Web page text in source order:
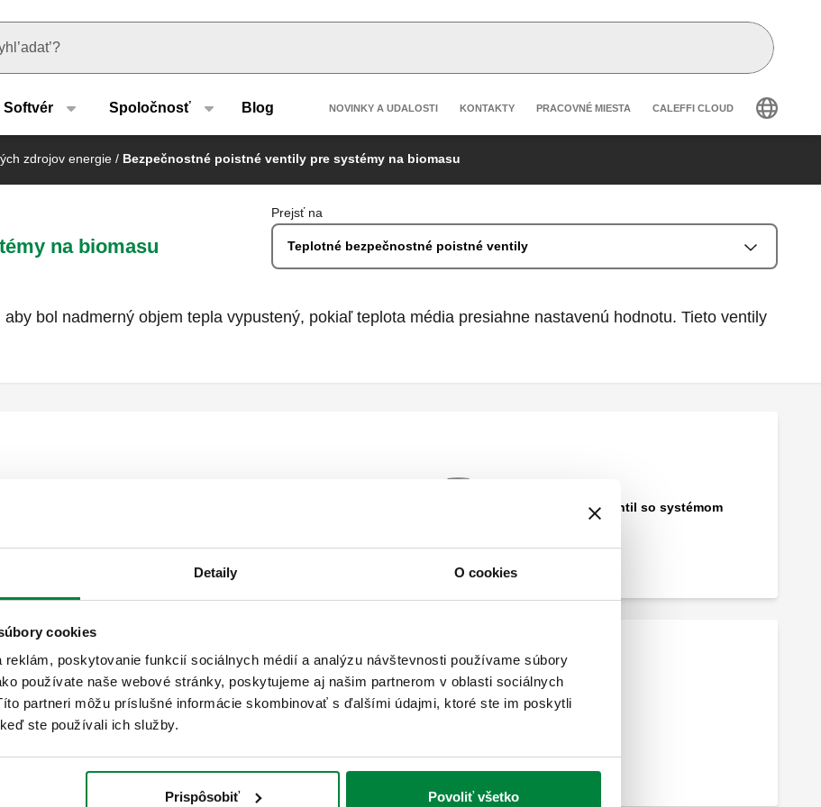
Detaily O cookies
cookies
reklám, poskytovanie funkcií sociálnych médií a analýzu návštevnosti používame súbory
používate naše webové stránky, poskytujeme aj našim partnerom v oblasti sociálnych
partneri môžu príslušné informácie skombinovať s ďalšími údajmi, ktoré ste im poskytli
ste používali ich služby.
Prispôsobiť Povoliť všetko
Softvér Spoločnosť Blog Header secondary navigation
NOVINKY A UDALOSTI KONTAKTY PRACOVNÉ MIESTA CALEFFI CLOUD
zdrojov energie / Bezpečnostné poistné ventily pre systémy na biomasu
na biomasu
Prejsť na
Teplotné bezpečnostné poistné ventily
bol nadmerný objem tepla vypustený, pokiaľ teplota média presiahne nastavenú hodnotu. Tieto ventily
Tepelný poistný ventil so systémom
Teplotný poistný ventil s automatickým
doplňaním a s gombíkom pre manuálne
vypúšťanie.